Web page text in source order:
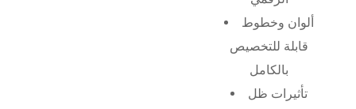
ألوان وخطوط
قابلة للتخصيص
بالكامل
تأثيرات ظل